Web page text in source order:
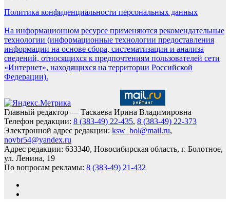
Политика конфиденциальности персональных данных
На информационном ресурсе применяются рекомендательные
технологии (информационные технологии предоставления
информации на основе сбора, систематизации и анализа
сведений, относящихся к предпочтениям пользователей сети
«Интернет», находящихся на территории Российской
Федерации).
Главный редактор — Таскаева Ирина Владимировна
Телефон редакции: 8 (383-49) 22-435, 8 (383-49) 22-373
Электронной адрес редакции: ksw_bol@mail.ru,
novbr54@yandex.ru
Адрес редакции: 633340, Новосибирская область, г. Болотное,
ул. Ленина, 19
По вопросам рекламы: 8 (383-49) 21-432